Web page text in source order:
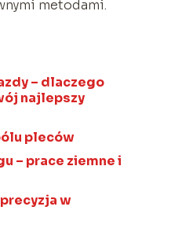
metodami.
– dlaczego
najlepszy
pleców
– prace ziemne i
w